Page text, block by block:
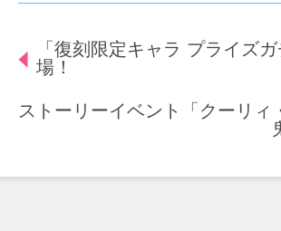
「復刻限定キャラ プライズ
場！
ストーリーイベント「クーリ